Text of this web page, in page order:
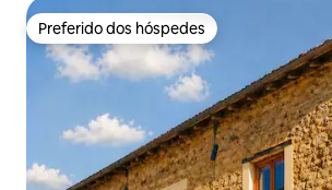
Preferido dos hóspedes
Preferido dos hóspedes